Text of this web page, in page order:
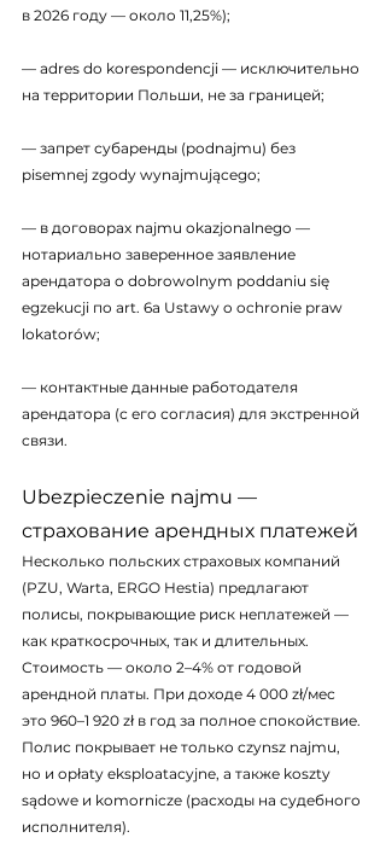
в 2026 году — около 11,25%);
— adres do korespondencji — исключительно
на территории Польши, не за границей;
— запрет субаренды (podnajmu) без
pisemnej zgody wynajmującego;
— в договорах najmu okazjonalnego —
нотариально заверенное заявление
арендатора о dobrowolnym poddaniu się
egzekucji по art. 6a Ustawy o ochronie praw
lokatorów;
— контактные данные работодателя
арендатора (с его согласия) для экстренной
связи.
Ubezpieczenie najmu —
страхование арендных платежей
Несколько польских страховых компаний
(PZU, Warta, ERGO Hestia) предлагают
полисы, покрывающие риск неплатежей —
как краткосрочных, так и длительных.
Стоимость — около 2–4% от годовой
арендной платы. При доходе 4 000 zł/мес
это 960–1 920 zł в год за полное спокойствие.
Полис покрывает не только czynsz najmu,
но и opłaty eksploatacyjne, а также koszty
sądowe и komornicze (расходы на судебного
исполнителя).